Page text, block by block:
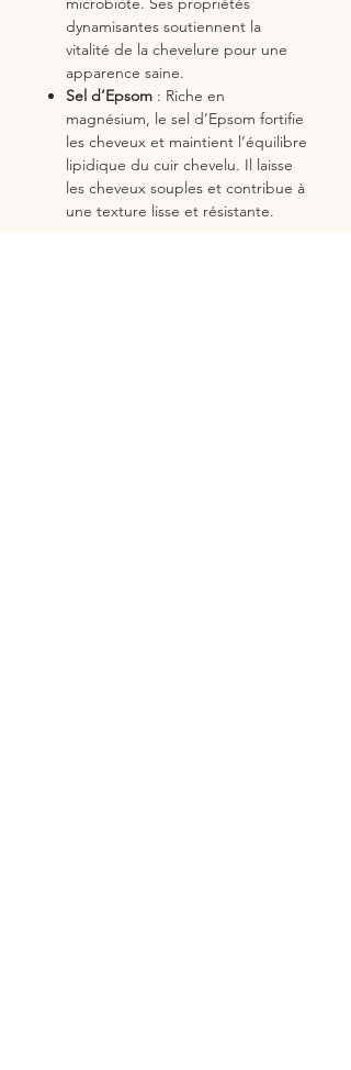
dynamisantes soutiennent la
vitalité de la chevelure pour une
apparence saine.
Sel d’Epsom : Riche en
magnésium, le sel d’Epsom fortifie
les cheveux et maintient l’équilibre
lipidique du cuir chevelu. Il laisse
les cheveux souples et contribue à
une texture lisse et résistante.